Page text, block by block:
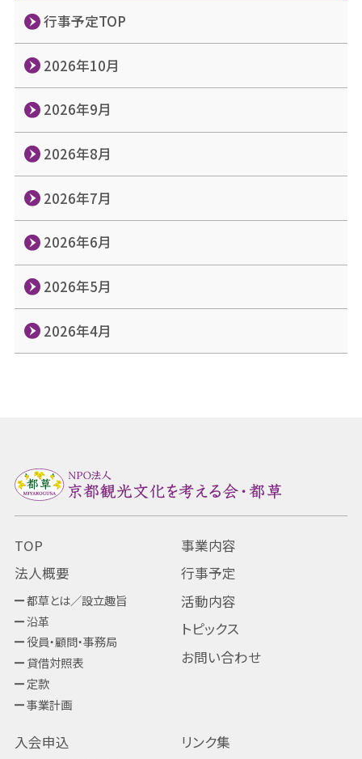
行事予定TOP
2026年10月
2026年9月
2026年8月
2026年7月
2026年6月
2026年5月
2026年4月
TOP
法人概要
都草とは／設立趣旨
沿革
役員・顧問・事務局
貸借対照表
定款
事業計画
事業内容
行事予定
活動内容
トピックス
お問い合わせ
入会申込
リンク集